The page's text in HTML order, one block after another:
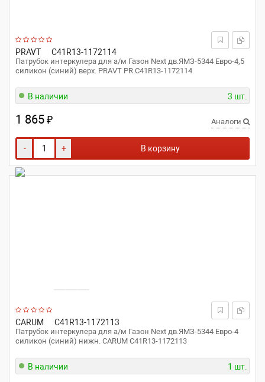
PRAVT C41R13-1172114
Патрубок интеркулера для а/м Газон Next дв.ЯМЗ-5344 Евро-4,5
силикон (синий) верх. PRAVT PR.С41R13-1172114
В наличии 3 шт.
1 865₽ Аналоги
- + В корзину
CARUM C41R13-1172113
Патрубок интеркулера для а/м Газон Next дв.ЯМЗ-5344 Евро-4
силикон (синий) нижн. CARUM C41R13-1172113
В наличии 1 шт.